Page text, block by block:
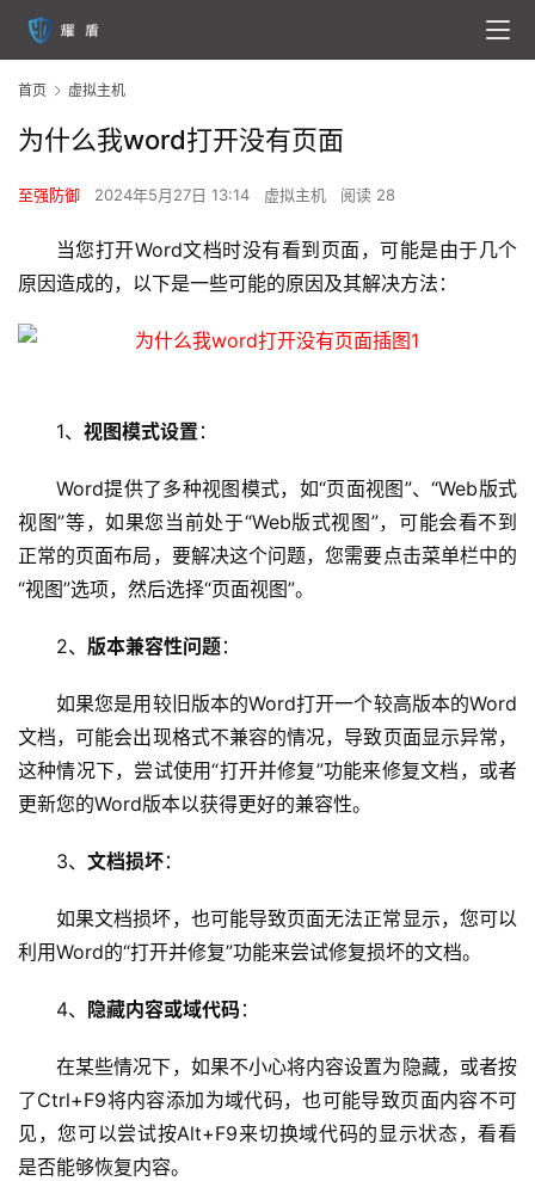
服
务
器
首页 虚拟主机
为什么我word打开没有页面
至强防御 2024年5月27日 13:14 虚拟主机 阅读 28
当您打开Word文档时没有看到页面，可能是由于几个
原因造成的，以下是一些可能的原因及其解决方法：
1、 视图模式设置 ：
Word提供了多种视图模式，如“页面视图”、“Web版式
视图”等，如果您当前处于“Web版式视图”，可能会看不到
正常的页面布局，要解决这个问题，您需要点击菜单栏中的
“视图”选项，然后选择“页面视图”。
2、 版本兼容性问题：
如果您是用较旧版本的Word打开一个较高版本的Word
文档，可能会出现格式不兼容的情况，导致页面显示异常，
这种情况下，尝试使用“打开并修复”功能来修复文档，或者
更新您的Word版本以获得更好的兼容性。
3、 文档损坏：
如果文档损坏，也可能导致页面无法正常显示，您可以
利用Word的“打开并修复”功能来尝试修复损坏的文档。
4、 隐藏内容或域代码：
在某些情况下，如果不小心将内容设置为隐藏，或者按
了Ctrl+F9将内容添加为域代码，也可能导致页面内容不可
见，您可以尝试按Alt+F9来切换域代码的显示状态，看看
是否能够恢复内容。